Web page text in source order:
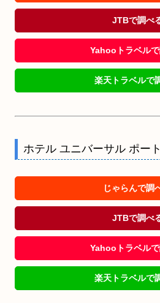
JTBで調べ
Yahooトラベル
楽天トラベルで
ホテル ユニバーサル ポー
じゃらんで調
JTBで調べ
Yahooトラベル
楽天トラベルで